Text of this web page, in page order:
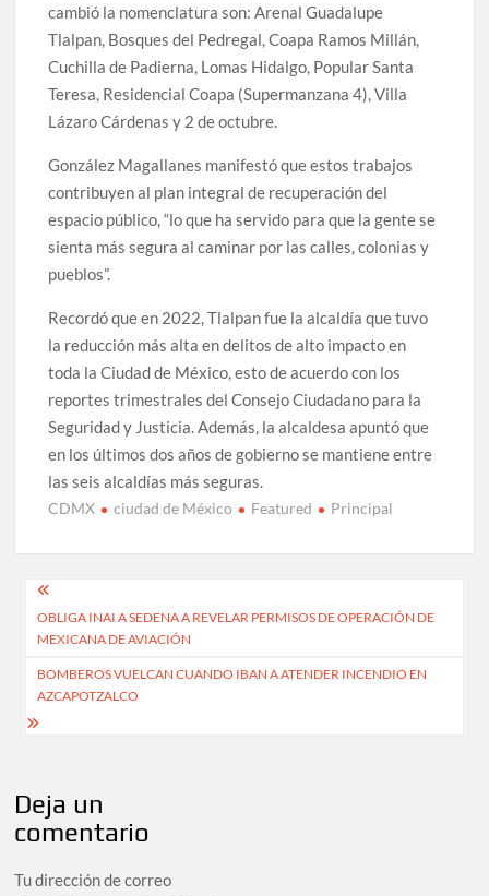
cambió la nomenclatura son: Arenal Guadalupe
Tlalpan, Bosques del Pedregal, Coapa Ramos Millán,
Cuchilla de Padierna, Lomas Hidalgo, Popular Santa
Teresa, Residencial Coapa (Supermanzana 4), Villa
Lázaro Cárdenas y 2 de octubre.
González Magallanes manifestó que estos trabajos
contribuyen al plan integral de recuperación del
espacio público, “lo que ha servido para que la gente se
sienta más segura al caminar por las calles, colonias y
pueblos”.
Recordó que en 2022, Tlalpan fue la alcaldía que tuvo
la reducción más alta en delitos de alto impacto en
toda la Ciudad de México, esto de acuerdo con los
reportes trimestrales del Consejo Ciudadano para la
Seguridad y Justicia. Además, la alcaldesa apuntó que
en los últimos dos años de gobierno se mantiene entre
las seis alcaldías más seguras.
CDMX ciudad de México Featured Principal
Navegación
de
entradas
OBLIGA INAI A SEDENA A REVELAR PERMISOS DE OPERACIÓN DE
MEXICANA DE AVIACIÓN
BOMBEROS VUELCAN CUANDO IBAN A ATENDER INCENDIO EN
AZCAPOTZALCO
Deja un
comentario
Tu dirección de correo